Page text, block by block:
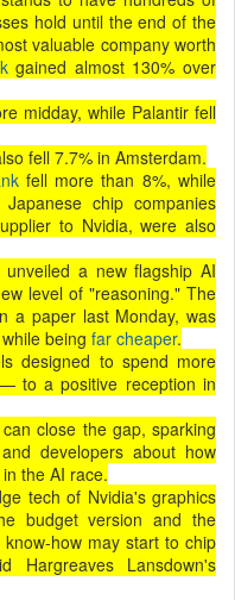
hold until the end of the
valuable company worth
gained almost 130% over
midday, while Palantir fell
fell 7.7% in Amsterdam.
fell more than 8%, while
chip companies
to Nvidia, were also
a new flagship AI
level of "reasoning." The
a paper last Monday, was
being far cheaper.
designed to spend more
to a positive reception in
close the gap, sparking
developers about how
the AI race.
tech of Nvidia's graphics
budget version and the
how may start to chip
Hargreaves Lansdown's